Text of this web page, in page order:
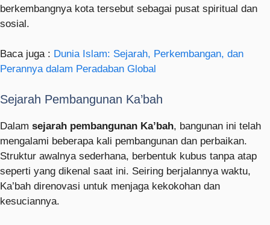
berkembangnya kota tersebut sebagai pusat spiritual dan
sosial.
Baca juga : Dunia Islam: Sejarah, Perkembangan, dan
Perannya dalam Peradaban Global
Sejarah Pembangunan Ka’bah
Dalam sejarah pembangunan Ka’bah, bangunan ini telah
mengalami beberapa kali pembangunan dan perbaikan.
Struktur awalnya sederhana, berbentuk kubus tanpa atap
seperti yang dikenal saat ini. Seiring berjalannya waktu,
Ka’bah direnovasi untuk menjaga kekokohan dan
kesuciannya.